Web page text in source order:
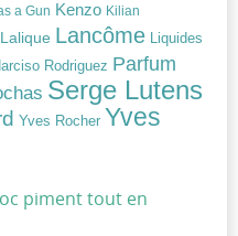
a Gun Kenzo Kilian
Lalique Lancôme Liquides
Rodriguez Parfum
Serge Lutens
Yves Rocher Yves
piment tout en